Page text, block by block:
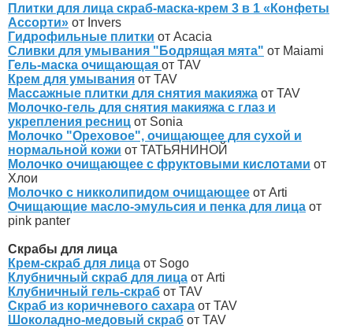
Плитки для лица скраб-маска-крем 3 в 1 «Конфеты
Ассорти» от Invers
Гидрофильные плитки от Acacia
Сливки для умывания "Бодрящая мята" от Maiami
Гель-маска очищающая от TAV
Крем для умывания от TAV
Массажные плитки для снятия макияжа от TAV
Молочко-гель для снятия макияжа с глаз и
укрепления ресниц от Sonia
Молочко "Ореховое", очищающее для сухой и
нормальной кожи от ТАТЬЯНИНОЙ
Молочко очищающее с фруктовыми кислотами от
Хлои
Молочко с никколипидом очищающее от Arti
Очищающие масло-эмульсия и пенка для лица от
pink panter
Скрабы для лица
Крем-скраб для лица от Sogo
Клубничный скраб для лица от Arti
Клубничный гель-скраб от TAV
Скраб из коричневого сахара от TAV
Шоколадно-медовый скраб от TAV